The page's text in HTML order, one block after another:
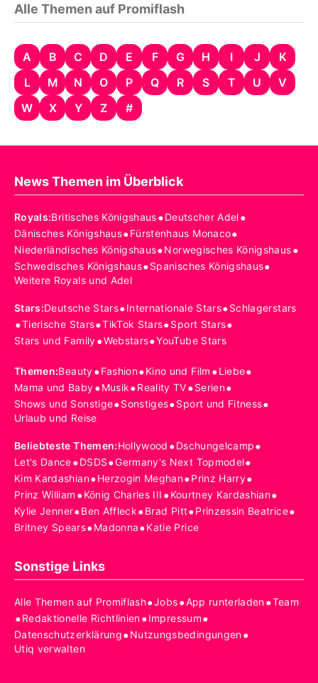
Alle Themen auf Promiflash
A B C D E F G H I J
K
L
M N O P Q R S T U
V
W
X Y Z #
News Themen im Überblick
Royals:Britisches Königshaus•Deutscher Adel•
Dänisches Königshaus•Fürstenhaus Monaco•
Niederländisches Königshaus•Norwegisches Königshaus•
Schwedisches Königshaus•Spanisches Königshaus•
Weitere Royals und Adel
Stars:Deutsche Stars•Internationale Stars•Schlagerstars
•Tierische Stars•TikTok Stars•Sport Stars•
Stars und Family•Webstars•YouTube Stars
Themen:Beauty•Fashion•Kino und Film •Liebe•
Mama und Baby•Musik•Reality TV•Serien•
Shows und Sonstige•Sonstiges•Sport und Fitness•
Urlaub und Reise
Beliebteste Themen:Hollywood •Dschungelcamp•
Let's Dance•DSDS•Germany's Next Topmodel•
Kim Kardashian•Herzogin Meghan•Prinz Harry•
Prinz William •König Charles III •Kourtney Kardashian•
Kylie Jenner•Ben Affleck•Brad Pitt•Prinzessin Beatrice•
Britney Spears•Madonna•Katie Price
Sonstige Links
Alle Themen auf Promiflash•Jobs•App runterladen•Team
•Redaktionelle Richtlinien•Impressum•
Datenschutzerklärung•Nutzungsbedingungen•
Utiq verwalten